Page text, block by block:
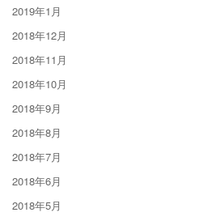
2019年1月
2018年12月
2018年11月
2018年10月
2018年9月
2018年8月
2018年7月
2018年6月
2018年5月